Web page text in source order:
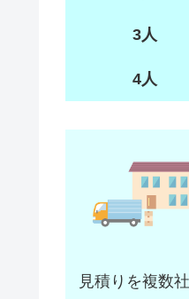
3人
4人
見積りを複数